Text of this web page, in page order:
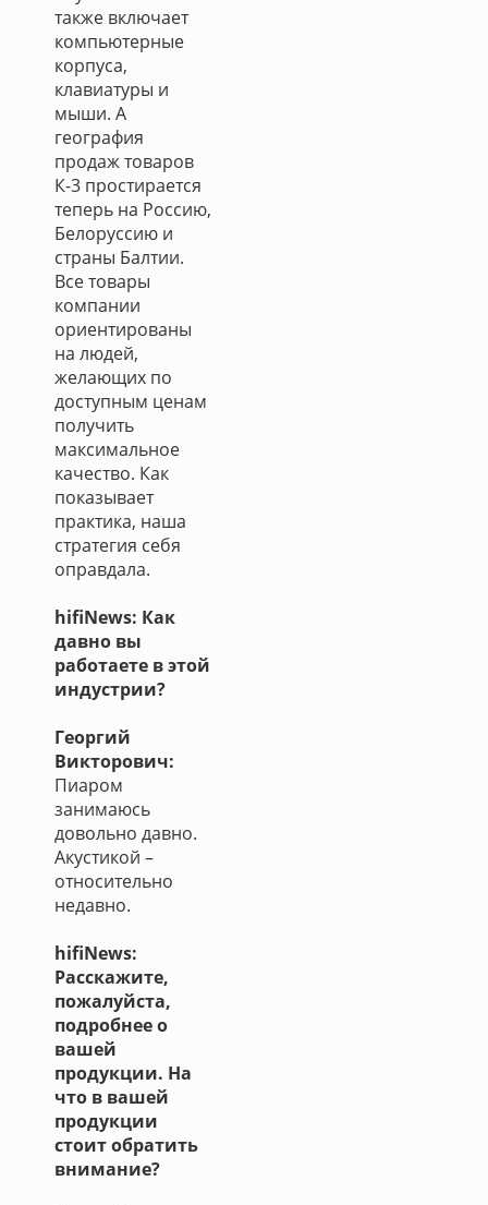
также включает
компьютерные
корпуса,
клавиатуры и
мыши. А
география
продаж товаров
К-3 простирается
теперь на Россию,
Белоруссию и
страны Балтии.
Все товары
компании
ориентированы
на людей,
желающих по
доступным ценам
получить
максимальное
качество. Как
показывает
практика, наша
стратегия себя
оправдала.
hifiNews: Как
давно вы
работаете в этой
индустрии?
Георгий
Викторович:
Пиаром
занимаюсь
довольно давно.
Акустикой –
относительно
недавно.
hifiNews:
Расскажите,
пожалуйста,
подробнее о
вашей
продукции. На
что в вашей
продукции
стоит обратить
внимание?